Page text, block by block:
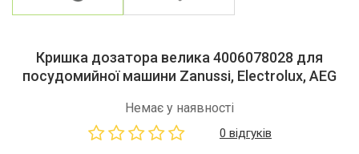
Кришка дозатора велика 4006078028 для
посудомийної машини Zanussi, Electrolux, AEG
Немає у наявності
0 відгуків